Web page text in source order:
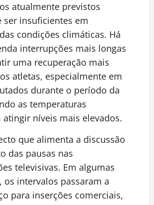
atualmente previstos
ser insuficientes em
condições climáticas. Há
interrupções mais longas
uma recuperação mais
atletas, especialmente em
durante o período da
as temperaturas
atingir níveis mais elevados.
que alimenta a discussão
das pausas nas
televisivas. Em algumas
os intervalos passaram a
para inserções comerciais,